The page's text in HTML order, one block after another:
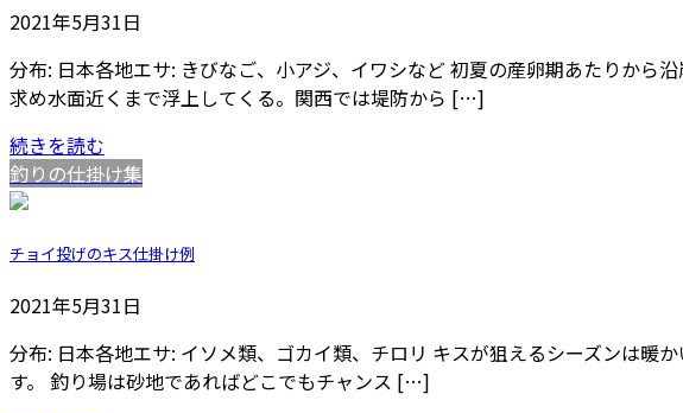
2021年5月31日
分布: 日本各地エサ: きびなご、小アジ、イワシなど 初夏の産卵期あたりから
求め水面近くまで浮上してくる。関西では堤防から […]
続きを読む
釣りの仕掛け集
チョイ投げのキス仕掛け例
2021年5月31日
分布: 日本各地エサ: イソメ類、ゴカイ類、チロリ キスが狙えるシーズンは暖
す。 釣り場は砂地であればどこでもチャンス […]